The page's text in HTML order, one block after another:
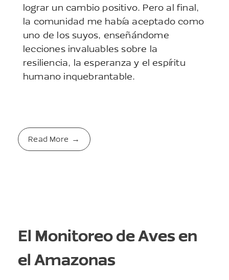
lograr un cambio positivo. Pero al final,
la comunidad me había aceptado como
uno de los suyos, enseñándome
lecciones invaluables sobre la
resiliencia, la esperanza y el espíritu
humano inquebrantable.
Read More
El Monitoreo de Aves en
el Amazonas